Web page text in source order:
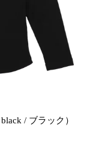
/ ブラック）